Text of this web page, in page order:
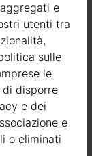
in
e
utenti tra
sulle
le
di disporre
e dei
e
o eliminati